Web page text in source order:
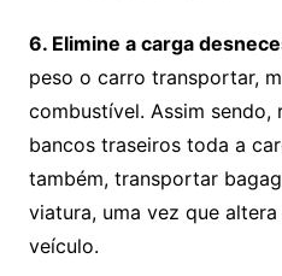
6. Elimine a carga
peso o carro transportar,
combustível. Assim sendo,
bancos traseiros toda a
também, transportar
viatura, uma vez que
veículo.